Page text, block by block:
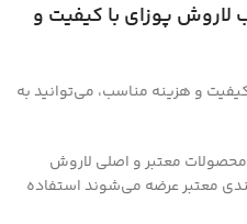
لاروش پوزای با کیفیت و
و هزینه مناسب، می‌توانید به
محصولات معتبر و اصلی لاروش
معتبر عرضه می‌شوند استفاده